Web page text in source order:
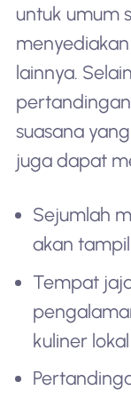
untuk umum
lainnya.
pertandingan
suasana
juga dapat
Sejumlah
akan
Tempat
kuliner